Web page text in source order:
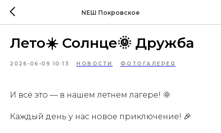
NEШ Покровское
Лето☀️ Солнце🌞 Дружба
2026-06-09 10:13 НОВОСТИ ФОТОГАЛЕРЕЯ
И всё это — в нашем летнем лагере! 🌞
Каждый день у нас новое приключение! 🎉